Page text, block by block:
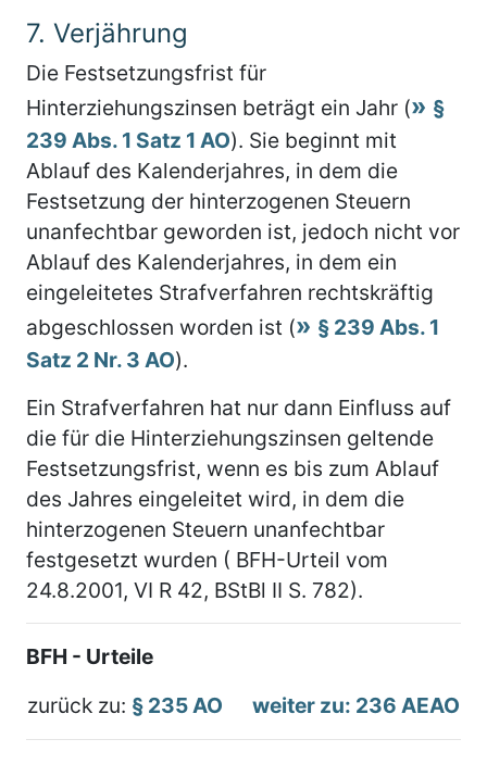
7. Verjährung
Die Festsetzungsfrist für
Hinterziehungszinsen beträgt ein Jahr (
§
239 Abs. 1 Satz 1 AO). Sie beginnt mit
Ablauf des Kalenderjahres, in dem die
Festsetzung der hinterzogenen Steuern
unanfechtbar geworden ist, jedoch nicht vor
Ablauf des Kalenderjahres, in dem ein
eingeleitetes Strafverfahren rechtskräftig
abgeschlossen worden ist (
§ 239 Abs. 1
Satz 2 Nr. 3 AO).
Ein Strafverfahren hat nur dann Einfluss auf
die für die Hinterziehungszinsen geltende
Festsetzungsfrist, wenn es bis zum Ablauf
des Jahres eingeleitet wird, in dem die
hinterzogenen Steuern unanfechtbar
festgesetzt wurden ( BFH-Urteil vom
24.8.2001, VI R 42, BStBl II S. 782).
BFH - Urteile
zurück zu: § 235 AO weiter zu: 236 AEAO